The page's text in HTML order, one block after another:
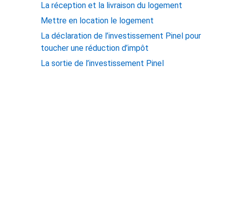
La réception et la livraison du logement
Mettre en location le logement
La déclaration de l’investissement Pinel pour
toucher une réduction d’impôt
La sortie de l’investissement Pinel